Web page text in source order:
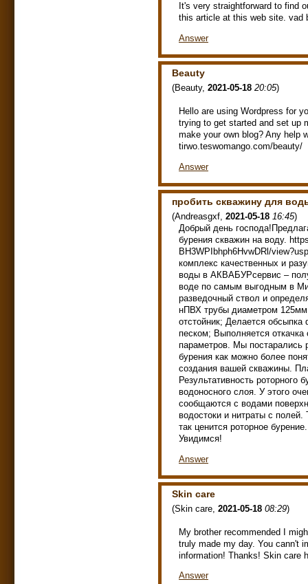
It's very straightforward to find
this article at this web site. vad
Answer
Beauty
(Beauty, 2021-05-18 20:05)
Hello are using Wordpress for
trying to get started and set up
make your own blog? Any help
tirwo.teswomango.com/beauty/
Answer
пробить скважину для
(Andreasgxf 2021-05-18 16:45)
Добрый день
бурения скважин на воду.
BH3WPIbhph6HvwDRl/
комплекс качественных и
воды в АКВАБУРсервис –
воде по самым выгодным в
разведочный ствол и
нПВХ трубы диаметром
отстойник; Делается
песком; Выполняется
параметров. Мы постарались
бурения как можно более
создания вашей скважины.
Результативность роторного
водоносного слоя. У этого
сообщаются с водами
водостоки и нитраты с
так ценится роторное бурение.
Увидимся!
Answer
Skin care
(Skin care 2021-05-18 08:29)
My brother recommended I
truly made my day. You cann't
information! Thanks! Skin care
Answer